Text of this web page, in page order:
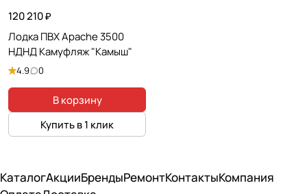
120 210 ₽
Лодка ПВХ Apache 3500
НДНД Камуфляж "Камыш"
4.9 0
В корзину
Купить в 1 клик
КаталогАкцииБрендыРемонтКонтактыКомпания